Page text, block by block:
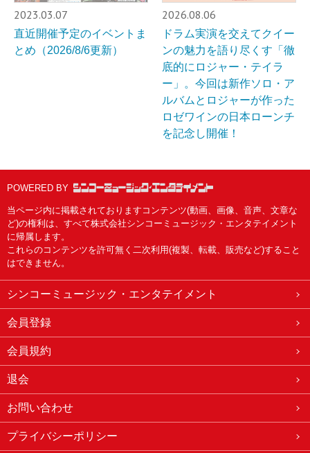
2023.03.07
直近開催予定のイベントま
とめ（2026/8/6更新）
2026.08.06
ドラム実演を交えてクイー
ンの魅力を語り尽くす「徹
底的にロジャー・テイラ
ー」。今回は新作ソロ・ア
ルバムとロジャーが作った
ロゼワインの日本ローンチ
を記念し開催！
POWERED BY
当ページ内に掲載されておりますコンテンツ(動画、画像、音声、文章な
ど)の権利は、すべて株式会社シンコーミュージック・エンタテイメント
に帰属します。
これらのコンテンツを許可無く二次利用(複製、転載、販売など)すること
はできません。
シンコーミュージック・エンタテイメント
会員登録
会員規約
退会
お問い合わせ
プライバシーポリシー